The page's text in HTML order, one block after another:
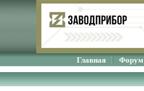
Главная Форум